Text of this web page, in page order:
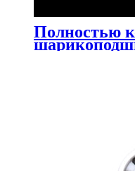
Полностью
с 6